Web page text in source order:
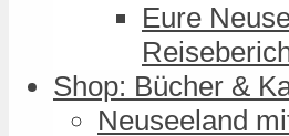
Eure
Shop: Bücher &
Neuseeland